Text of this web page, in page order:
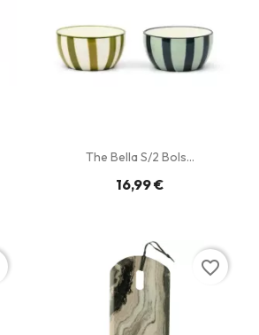
The Bella S/2 Bols...
16,99 €
favorite_border